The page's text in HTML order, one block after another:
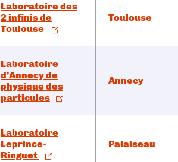
Laboratoire des
2 infinis de
Toulouse
Toulouse
Laboratoire
d’Annecy de
physique des
particules
Annecy
Laboratoire
Leprince-
Ringuet
Palaiseau